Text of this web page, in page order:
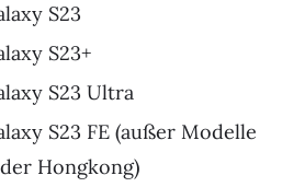
S23
S23+
S23 Ultra
S23 FE (außer Modelle
Hongkong)